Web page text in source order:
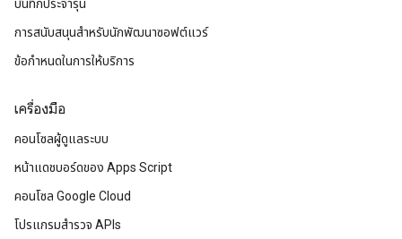
บันทึกประจำรุ่น
การสนับสนุนสำหรับนักพัฒนาซอฟต์แวร์
ข้อกำหนดในการให้บริการ
เครื่องมือ
คอนโซลผู้ดูแลระบบ
หน้าแดชบอร์ดของ Apps Script
คอนโซล Google Cloud
โปรแกรมสำรวจ APIs